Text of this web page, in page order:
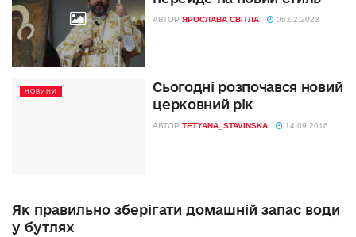
АВТОР ЯРОСЛАВА СВІТЛА 06.02.2023
НОВИНИ
Сьогодні розпочався новий
церковний рік
АВТОР TETYANA_STAVINSKA 14.09.2016
Як правильно зберігати домашній запас води
у бутлях